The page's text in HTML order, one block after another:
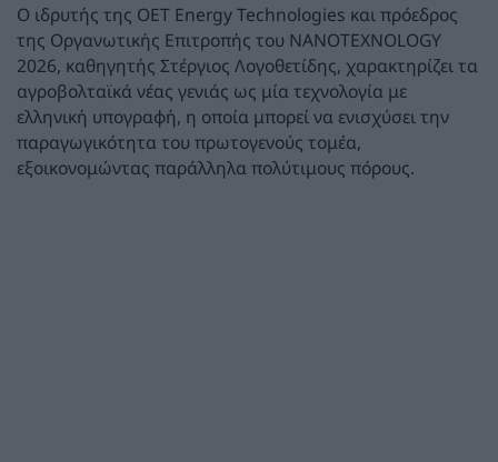
Ο ιδρυτής της OET Energy Technologies και πρόεδρος
της Οργανωτικής Επιτροπής του NANOTEXNOLOGY
2026, καθηγητής Στέργιος Λογοθετίδης, χαρακτηρίζει τα
αγροβολταϊκά νέας γενιάς ως μία τεχνολογία με
ελληνική υπογραφή, η οποία μπορεί να ενισχύσει την
παραγωγικότητα του πρωτογενούς τομέα,
εξοικονομώντας παράλληλα πολύτιμους πόρους.